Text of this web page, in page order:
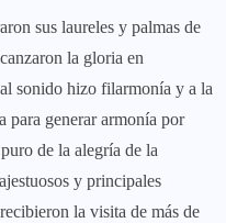
sus laureles y palmas de
la gloria en
sonido hizo filarmonía y a la
para generar armonía por
de la alegría de la
y principales
la visita de más de